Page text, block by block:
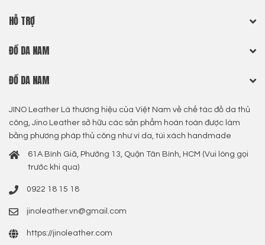
HỖ TRỢ
ĐỒ DA NAM
ĐỒ DA NAM
JINO Leather Là thương hiệu của Việt Nam về chế tác đồ da thủ
công, Jino Leather sở hữu các sản phẩm hoàn toàn được làm
bằng phương pháp thủ công như ví da, túi xách handmade
61A Bình Giã, Phường 13, Quận Tân Bình, HCM (Vui lòng gọi
trước khi qua)
0922 18 15 18
jinoleather.vn@gmail.com
https://jinoleather.com